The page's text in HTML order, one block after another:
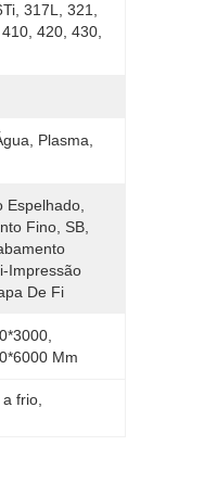
317L, 321,
420, 430,
Plasma,
Espelhado,
Fino, SB,
Impressão
De Fi
Mm
a frio